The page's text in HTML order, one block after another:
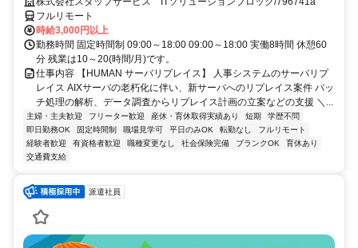
フルリモート
時給3,000円以上
勤務時間 固定時間制 09:00～18:00 09:00～18:00 実働8時間 休憩60
分 残業は10～20(時間/月)です。
仕事内容 【HUMAN サーバリプレイス】 人事システムのサーバリプ
レイス AIXサーバの老朽化に伴い、新サーバへのリプレイス案件 バッ
チ処理の解析、データ調査からリプレイス計画の立案などの支援 ＼...
主婦・主夫歓迎 フリーター歓迎 産休・育休取得実績あり 短期
学歴不問
即日勤務OK
固定時間制 職場見学可 平日のみOK 転勤なし
フルリモート
経験者歓迎
有資格者歓迎 職種変更なし 社会保険完備 ブランクOK
育休あり
交通費支給
派遣社員